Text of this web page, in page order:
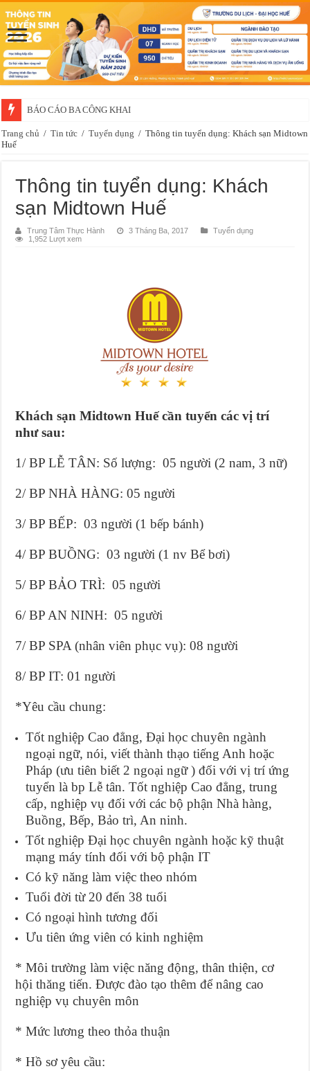
BÁO CÁO BA CÔNG KHAI
Thông báo về việc xét chọn sinh viên đề nghị nhận học bổng của doanh
Trang chủ / Tin tức / Tuyển dụng / Thông tin tuyển dụng: Khách sạn Midtown
Huế
Thông tin tuyển dụng: Khách
sạn Midtown Huế
Trung Tâm Thực Hành 3 Tháng Ba, 2017
Tuyển dụng
1,952 Lượt xem
Khách sạn Midtown Huế cần tuyển các vị trí
như sau:
1/ BP LỄ TÂN: Số lượng: 05 người (2 nam, 3 nữ)
2/ BP NHÀ HÀNG: 05 người
3/ BP BẾP: 03 người (1 bếp bánh)
4/ BP BUỒNG: 03 người (1 nv Bể bơi)
5/ BP BẢO TRÌ: 05 người
6/ BP AN NINH: 05 người
7/ BP SPA (nhân viên phục vụ): 08 người
8/ BP IT: 01 người
*Yêu cầu chung:
Tốt nghiệp Cao đẳng, Đại học chuyên ngành
ngoại ngữ, nói, viết thành thạo tiếng Anh hoặc
Pháp (ưu tiên biết 2 ngoại ngữ ) đối với vị trí ứng
tuyển là bp Lễ tân. Tốt nghiệp Cao đẳng, trung
cấp, nghiệp vụ đối với các bộ phận Nhà hàng,
Buồng, Bếp, Bảo trì, An ninh.
Tốt nghiệp Đại học chuyên ngành hoặc kỹ thuật
mạng máy tính đối với bộ phận IT
Có kỹ năng làm việc theo nhóm
Tuổi đời từ 20 đến 38 tuổi
Có ngoại hình tương đối
Ưu tiên ứng viên có kinh nghiệm
* Môi trường làm việc năng động, thân thiện, cơ
hội thăng tiến. Được đào tạo thêm để nâng cao
nghiệp vụ chuyên môn
* Mức lương theo thỏa thuận
* Hồ sơ yêu cầu: